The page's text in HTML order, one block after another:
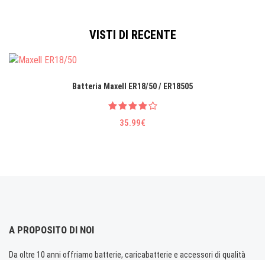
VISTI DI RECENTE
Batteria Maxell ER18/50 / ER18505
35.99€
A PROPOSITO DI NOI
Da oltre 10 anni offriamo batterie, caricabatterie e accessori di qualità